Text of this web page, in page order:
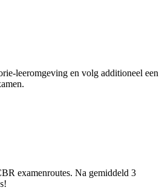
leeromgeving en volg additioneel een
examenroutes. Na gemiddeld 3